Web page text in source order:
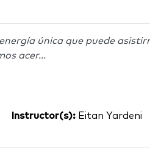
única que puede
acer...
Instructor(s): Eitan Yardeni